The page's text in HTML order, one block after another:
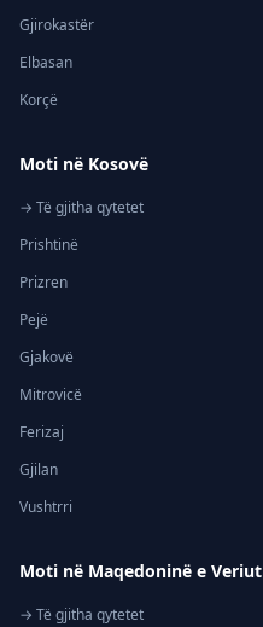
Gjirokastër
Elbasan
Korçë
Moti në Kosovë
→ Të gjitha qytetet
Prishtinë
Prizren
Pejë
Gjakovë
Mitrovicë
Ferizaj
Gjilan
Vushtrri
Moti në Maqedoninë e Veriut
→ Të gjitha qytetet